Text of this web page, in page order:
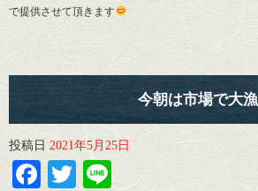
で提供させて頂きます
今朝は市場で大漁
投稿日 2021年5月25日
Facebook
Twitter
Line